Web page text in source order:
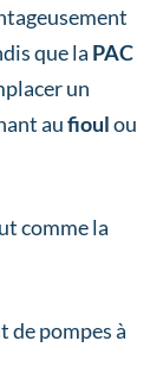
que la PAC
un
aufioulou
comme la
de pompes à